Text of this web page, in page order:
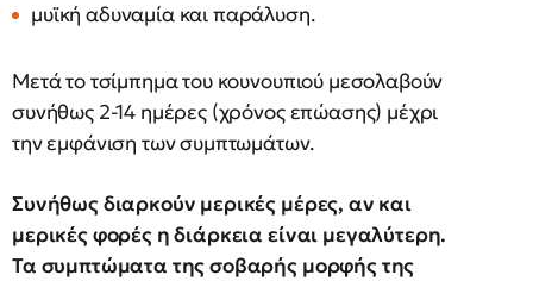
μυϊκή αδυναμία και παράλυση.
Μετά το τσίμπημα του κουνουπιού μεσολαβούν
συνήθως 2-14 ημέρες (χρόνος επώασης) μέχρι
την εμφάνιση των συμπτωμάτων.
Συνήθως διαρκούν μερικές μέρες, αν και
μερικές φορές η διάρκεια είναι μεγαλύτερη.
Τα συμπτώματα της σοβαρής μορφής της